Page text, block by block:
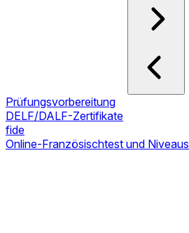
Prüfungsvorbereitung
DELF/DALF-Zertifikate
fide
Online-Französischtest und Niveaus